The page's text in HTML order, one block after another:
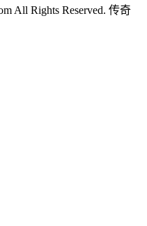
All Rights Reserved. 传奇